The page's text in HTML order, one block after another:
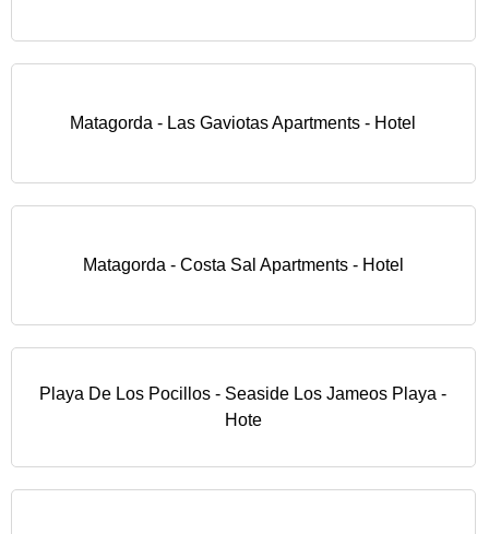
Matagorda - Las Gaviotas Apartments - Hotel
Matagorda - Costa Sal Apartments - Hotel
Playa De Los Pocillos - Seaside Los Jameos Playa -
Hote